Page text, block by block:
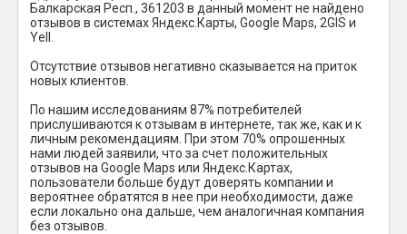
Балкарская Респ., 361203 в данный момент не найдено
отзывов в системах Яндекс.Карты, Google Maps, 2GIS и
Yell.
Отсутствие отзывов негативно сказывается на приток
новых клиентов.
По нашим исследованиям 87% потребителей
прислушиваются к отзывам в интернете, так же, как и к
личным рекомендациям. При этом 70% опрошенных
нами людей заявили, что за счет положительных
отзывов на Google Maps или Яндекс.Картах,
пользователи больше будут доверять компании и
вероятнее обратятся в нее при необходимости, даже
если локально она дальше, чем аналогичная компания
без отзывов.